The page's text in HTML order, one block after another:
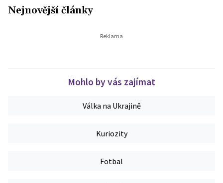
Nejnovější články
Mohlo by vás zajímat
Válka na Ukrajině
Kuriozity
Fotbal